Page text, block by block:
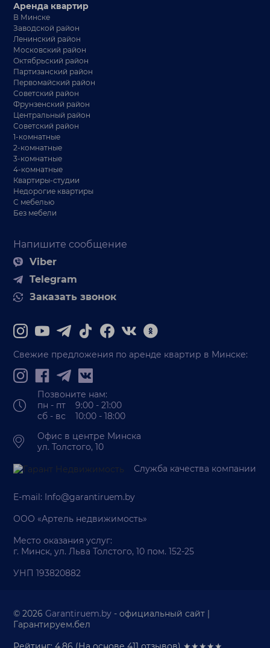
Напишите сообщение
Viber
Telegram
Заказать звонок
Аренда квартир
В Минске
Заводской район
Ленинский район
Московский район
Октябрьский район
Партизанский район
Первомайский район
Советский район
Фрунзенский район
Центральный район
Советский район
1-комнатные
2-комнатные
3-комнатные
4-комнатные
Квартиры-студии
Недорогие квартиры
С мебелью
Без мебели
Свежие предложения по аренде квартир в Минске:
Позвоните нам:
пн - пт 9:00 - 21:00
сб - вс 10:00 - 18:00
Офис в центре Минска
ул. Толстого, 10
Служба качества компании
E-mail: Info@garantiruem.by
ООО «Артель недвижимость»
Место оказания услуг:
г. Минск, ул. Льва Толстого, 10 пом. 152-25
УНП 193820882
© 2026Garantiruem.by - официальный сайт |
Гарантируем.бел